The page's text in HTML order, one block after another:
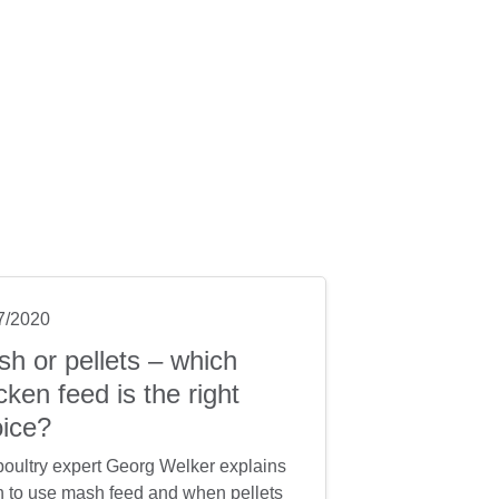
2020
or pellets – which
feed is the right
expert Georg Welker explains
to use mash feed and when pellets